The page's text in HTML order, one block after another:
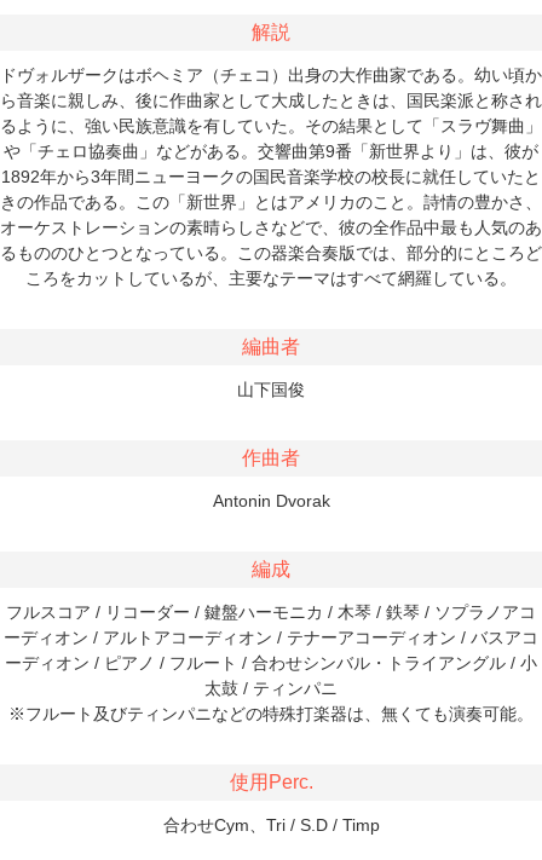
解説
ドヴォルザークはボヘミア（チェコ）出身の大作曲家である。幼い頃か
ら音楽に親しみ、後に作曲家として大成したときは、国民楽派と称され
るように、強い民族意識を有していた。その結果として「スラヴ舞曲」
や「チェロ協奏曲」などがある。交響曲第9番「新世界より」は、彼が
1892年から3年間ニューヨークの国民音楽学校の校長に就任していたと
きの作品である。この「新世界」とはアメリカのこと。詩情の豊かさ、
オーケストレーションの素晴らしさなどで、彼の全作品中最も人気のあ
るもののひとつとなっている。この器楽合奏版では、部分的にところど
ころをカットしているが、主要なテーマはすべて網羅している。
編曲者
山下国俊
作曲者
Antonin Dvorak
編成
フルスコア / リコーダー / 鍵盤ハーモニカ / 木琴 / 鉄琴 / ソプラノアコ
ーディオン / アルトアコーディオン / テナーアコーディオン / バスアコ
ーディオン / ピアノ / フルート / 合わせシンバル・トライアングル / 小
太鼓 / ティンパニ
※フルート及びティンパニなどの特殊打楽器は、無くても演奏可能。
使用Perc.
合わせCym、Tri / S.D / Timp